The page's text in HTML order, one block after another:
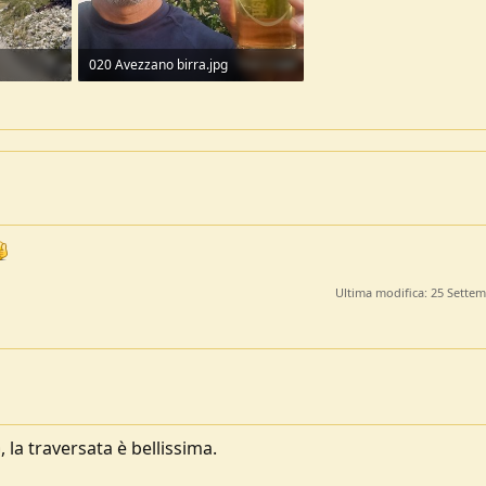
020 Avezzano birra.jpg
Ultima modifica: 25
traversata è bellissima.